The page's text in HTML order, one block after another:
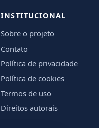
INSTITUCIONAL
Sobre o projeto
Contato
Política de privacidade
Política de cookies
Termos de uso
Direitos autorais